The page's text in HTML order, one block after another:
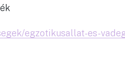
egzotikusallat-es-